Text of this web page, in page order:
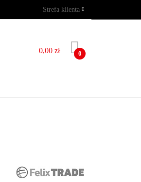
Strefa klienta
Zarejestruj się
Dodaj zgłoszenie
0,00 zł 0